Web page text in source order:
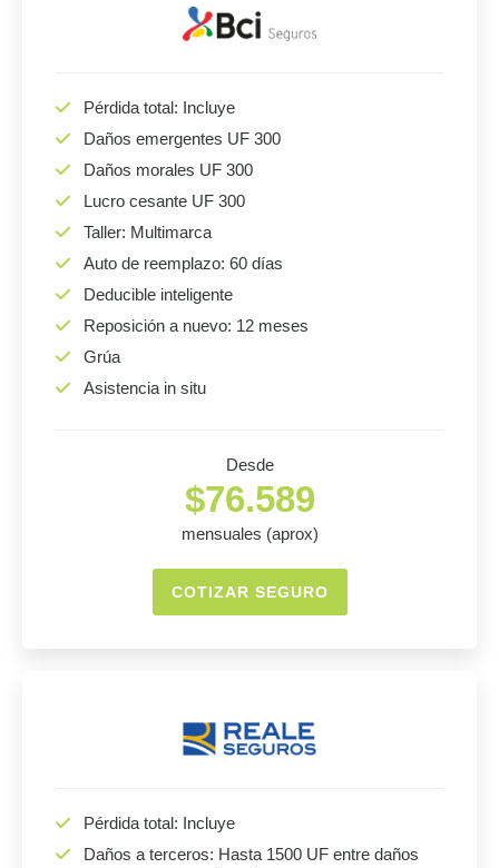
Pérdida total: Incluye
Daños emergentes UF 300
Daños morales UF 300
Lucro cesante UF 300
Taller: Multimarca
Auto de reemplazo: 60 días
Deducible inteligente
Reposición a nuevo: 12 meses
Grúa
Asistencia in situ
Desde
$76.589
mensuales (aprox)
COTIZAR SEGURO
Pérdida total: Incluye
Daños a terceros: Hasta 1500 UF entre daños